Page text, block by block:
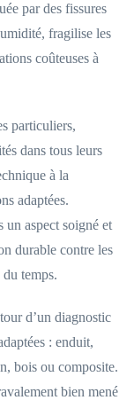
par des fissures
fragilise les
coûteuses à
particuliers,
dans tous leurs
à la
adaptées.
un aspect soigné et
durable contre les
temps.
d’un diagnostic
: enduit,
bois ou composite.
bien mené